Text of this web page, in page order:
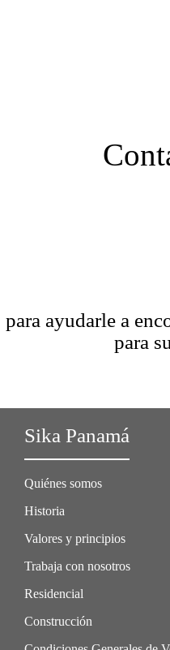
para ayudarle a
para
Sika Panamá
Quiénes somos
Historia
Valores y principios
Trabaja con nosotros
Residencial
Construcción